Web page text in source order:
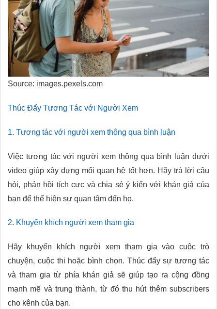
Source: images.pexels.com
Thúc Đẩy Tương Tác với Người Xem
1. Tương tác với người xem thông qua bình luận
Việc tương tác với người xem thông qua bình luận dưới
video giúp xây dựng mối quan hệ tốt hơn. Hãy trả lời câu
hỏi, phản hồi tích cực và chia sẻ ý kiến với khán giả của
bạn để thể hiện sự quan tâm đến họ.
2. Khuyến khích người xem tham gia
Hãy khuyến khích người xem tham gia vào cuộc trò
chuyện, cuộc thi hoặc bình chọn. Thúc đẩy sự tương tác
và tham gia từ phía khán giả sẽ giúp tạo ra cộng đồng
mạnh mẽ và trung thành, từ đó thu hút thêm subscribers
cho kênh của bạn.